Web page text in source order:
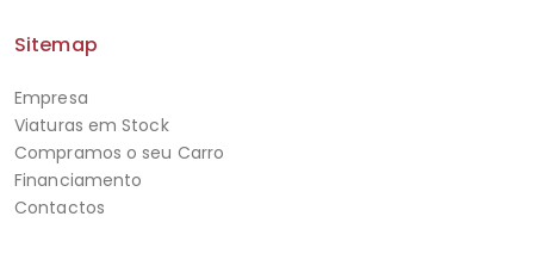
Sitemap
Empresa
Viaturas em Stock
Compramos o seu Carro
Financiamento
Contactos